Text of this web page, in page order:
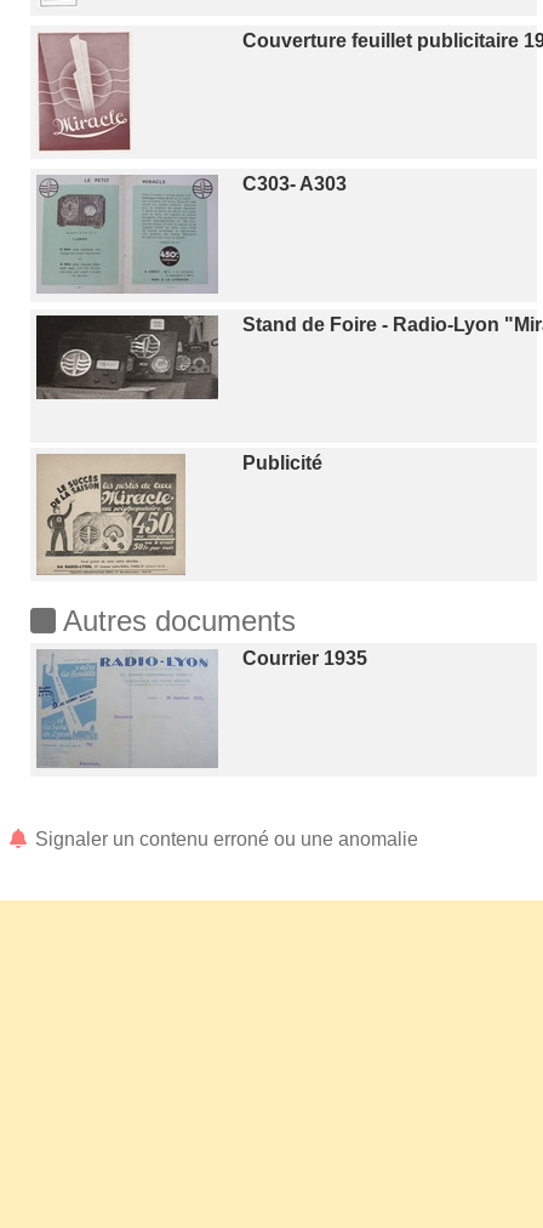
Couverture feuillet publicitaire
C303- A303
Stand de Foire - Radio-Lyon
Publicité
Autres documents
Courrier 1935
Signaler un contenu erroné ou une anomalie